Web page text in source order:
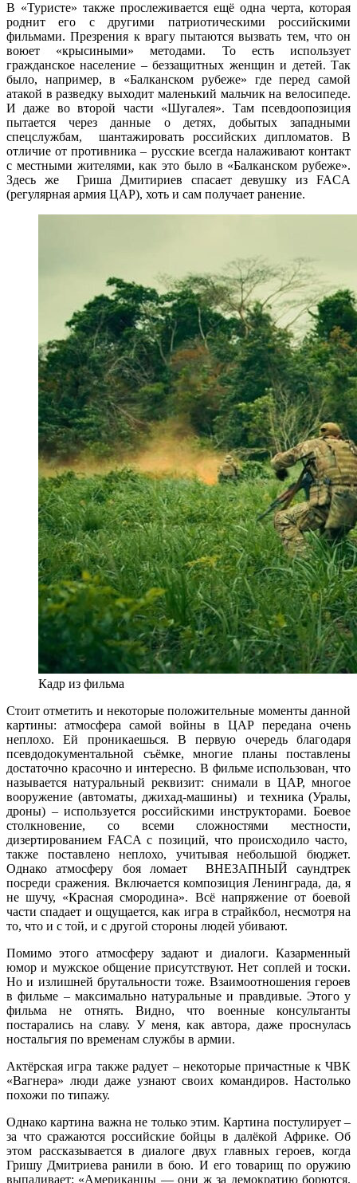
В «Туристе» также прослеживается ещё одна черта, которая
роднит его с другими патриотическими российскими
фильмами. Презрения к врагу пытаются вызвать тем, что он
воюет «крысиными» методами. То есть использует
гражданское население – беззащитных женщин и детей. Так
было, например, в «Балканском рубеже» где перед самой
атакой в разведку выходит маленький мальчик на велосипеде.
И даже во второй части «Шугалея». Там псевдоопозиция
пытается через данные о детях, добытых западными
спецслужбам, шантажировать российских дипломатов. В
отличие от противника – русские всегда налаживают контакт
с местными жителями, как это было в «Балканском рубеже».
Здесь же Гриша Дмитириев спасает девушку из FACA
(регулярная армия ЦАР), хоть и сам получает ранение.
Кадр из фильма
Стоит отметить и некоторые положительные моменты данной
картины: атмосфера самой войны в ЦАР передана очень
неплохо. Ей проникаешься. В первую очередь благодаря
псевдодокументальной съёмке, многие планы поставлены
достаточно красочно и интересно. В фильме использован, что
называется натуральный реквизит: снимали в ЦАР, многое
вооружение (автоматы, джихад-машины) и техника (Уралы,
дроны) – используется российскими инструкторами. Боевое
столкновение, со всеми сложностями местности,
дизертированием FACA с позиций, что происходило часто,
также поставлено неплохо, учитывая небольшой бюджет.
Однако атмосферу боя ломает ВНЕЗАПНЫЙ саундтрек
посреди сражения. Включается композиция Ленинграда, да, я
не шучу, «Красная смородина». Всё напряжение от боевой
части спадает и ощущается, как игра в страйкбол, несмотря на
то, что и с той, и с другой стороны людей убивают.
Помимо этого атмосферу задают и диалоги. Казарменный
юмор и мужское общение присутствуют. Нет соплей и тоски.
Но и излишней брутальности тоже. Взаимоотношения героев
в фильме – максимально натуральные и правдивые. Этого у
фильма не отнять. Видно, что военные консультанты
постарались на славу. У меня, как автора, даже проснулась
ностальгия по временам службы в армии.
Актёрская игра также радует – некоторые причастные к ЧВК
«Вагнера» люди даже узнают своих командиров. Настолько
похожи по типажу.
Однако картина важна не только этим. Картина постулирует –
за что сражаются российские бойцы в далёкой Африке. Об
этом рассказывается в диалоге двух главных героев, когда
Гришу Дмитриева ранили в бою. И его товарищ по оружию
выпаливает: «Американцы — они ж за демократию борются.